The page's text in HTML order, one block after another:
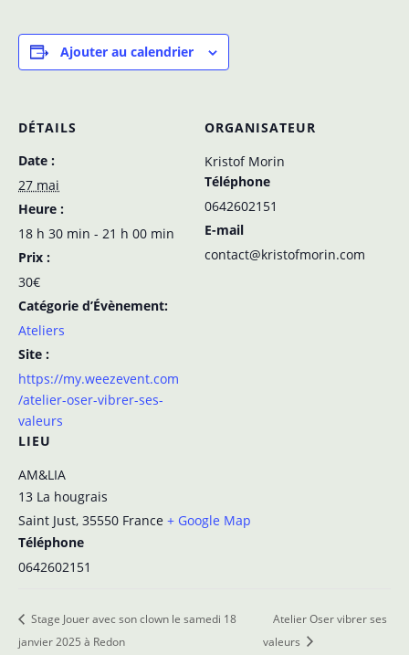
Ajouter au calendrier
DÉTAILS
Date :
27 mai
Heure :
18 h 30 min - 21 h 00 min
Prix :
30€
Catégorie d’Évènement:
Ateliers
Site :
https://my.weezevent.com
/atelier-oser-vibrer-ses-
valeurs
LIEU
AM&LIA
13 La hougrais
Saint Just, 35550 France + Google Map
Téléphone
0642602151
ORGANISATEUR
Kristof Morin
Téléphone
0642602151
E-mail
contact@kristofmorin.com
Stage Jouer avec son clown le samedi 18
janvier 2025 à Redon
Atelier Oser vibrer ses
valeurs